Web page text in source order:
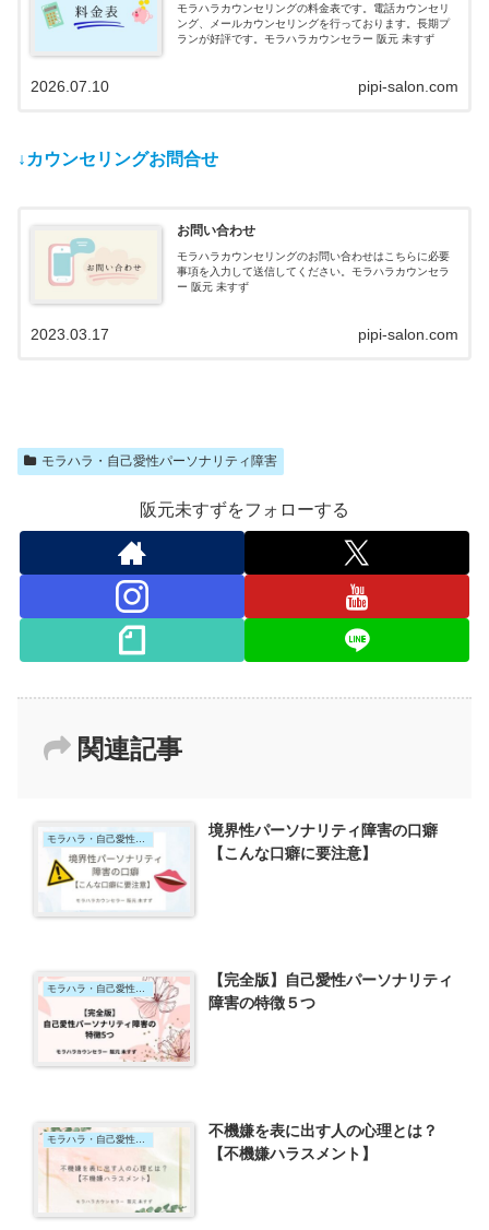
モラハラカウンセリングの料金表です。電話カウンセリ
ング、メールカウンセリングを行っております。長期プ
ランが好評です。モラハラカウンセラー 阪元 未すず
pipi-salon.com
2026.07.10
↓カウンセリングお問合せ
お問い合わせ
モラハラカウンセリングのお問い合わせはこちらに必要
事項を入力して送信してください。モラハラカウンセラ
ー 阪元 未すず
pipi-salon.com
2023.03.17
モラハラ・自己愛性パーソナリティ障害
阪元未すずをフォローする
関連記事
モラハラ・自己愛性パーソナリティ障害
境界性パーソナリティ障害の口癖
【こんな口癖に要注意】
モラハラ・自己愛性パーソナリティ障害
【完全版】自己愛性パーソナリティ
障害の特徴５つ
モラハラ・自己愛性パーソナリティ障害
不機嫌を表に出す人の心理とは？
【不機嫌ハラスメント】